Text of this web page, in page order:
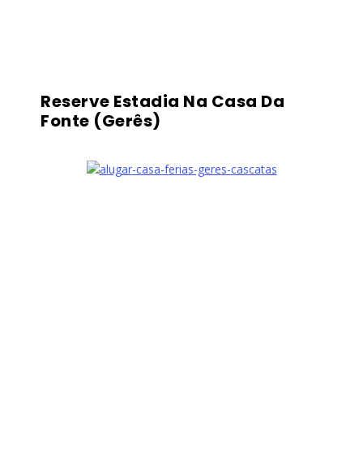
Reserve Estadia Na Casa Da
Fonte (Gerês)